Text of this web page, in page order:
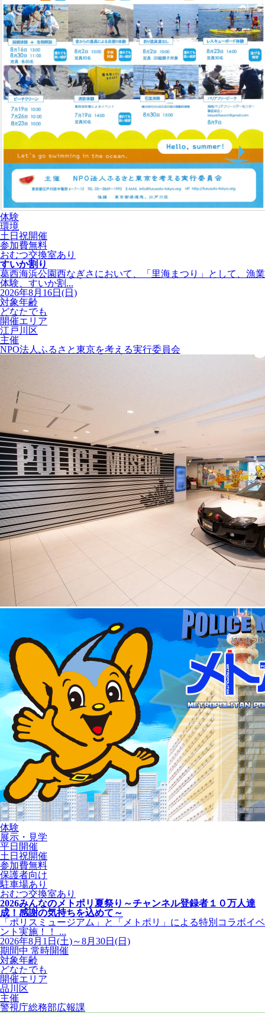
体験
環境
土日祝開催
参加費無料
おむつ交換室あり
すいか割り
葛西海浜公園西なぎさにおいて、「里海まつり」として、漁業
体験、すいか割...
2026年8月16日(日)
対象年齢
どなたでも
開催エリア
江戸川区
主催
NPO法人ふるさと東京を考える実行委員会
体験
展示・見学
平日開催
土日祝開催
参加費無料
保護者向け
駐車場あり
おむつ交換室あり
2026みんなのメトポリ夏祭り～チャンネル登録者１０万人達
成！感謝の気持ちを込めて～
「ポリスミュージアム」と「メトポリ」による特別コラボイベ
ント実施！！ ...
2026年8月1日(土)～8月30日(日)
期間中 常時開催
対象年齢
どなたでも
開催エリア
品川区
主催
警視庁総務部広報課